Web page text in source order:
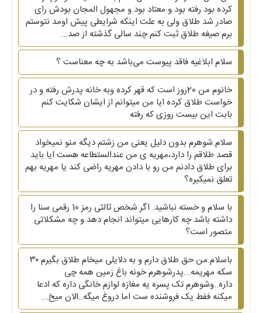
کرده بود رفته بود و معتاد بود و مجهول المجان بودش رای
صادر شد طلاق ولی به علت اینکه شرایطی پیش اومد نتوستم
برم صیغه طلاق ثبت کنم چند سالی گذشته از صد...
سلام ابلاغیه فاقد پیوست می‌باشد به چه معناست ؟
خانوم من 20روز است که قهر کرده وبه خانه پدرش رفته و در
خواست طلاق کرده ایا من میتوانم از ایشان شکایت کنم
بابت این بیست روزی که رفته
سلام.شوهرم بدون دلیل یعنی من زشتم دیگه منو نمیخواد
قصد طلاقم را دارد،مهریه ی من عندالستطاعه هست ایا باید
برای طلاق دادنم من رو با دادن مهریه راضی کند یا مهریه بهم
تعلق نمیکیره؟
با سلام و خسته نباشید. اگر شخص ثالثی رمز 10 رقمی سنا را
داشته باشد چه کارهایی میتواند انجام دهد و چه مشکلاتی
متصور است؟
باسلام.من حق طلاق دارم و به دلایلی میخام طلاق بگیرم ۳۰
سکه مهریمه...پدرشوهرم خونه باغ زمین همه چی
داره..وشوهرم تک پسره یه مغازه لوازم خانگی داره که ادعا
میکنه ففط یک فروشنده ست اما دروغ میگه..الان میخ...